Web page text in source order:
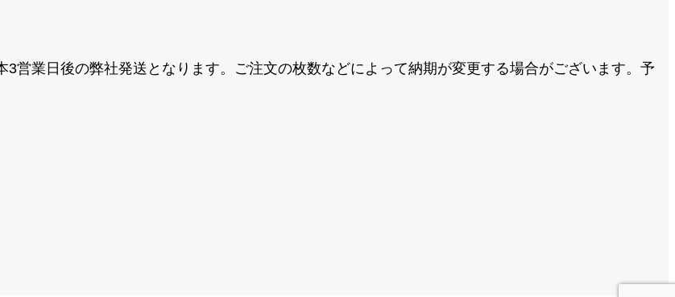
営業日後の弊社発送となります。ご注文の枚数などによって納期が変更する場合がございます。予